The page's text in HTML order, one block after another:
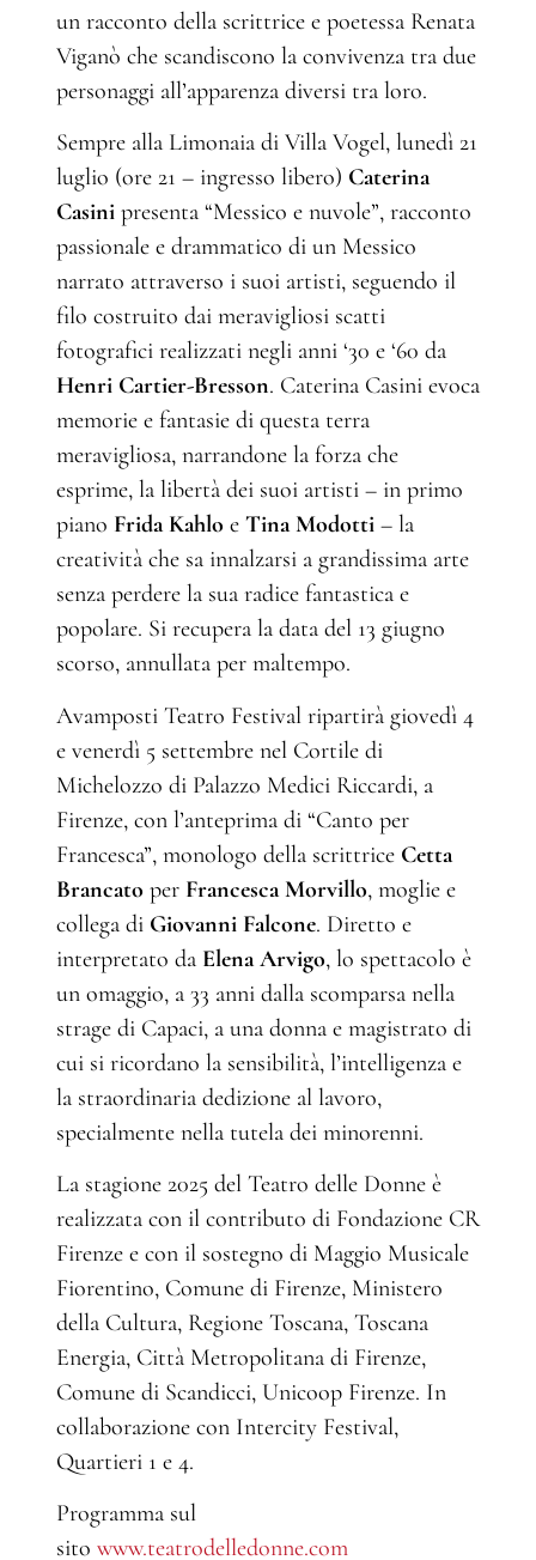
un racconto della scrittrice e poetessa Renata
Viganò che scandiscono la convivenza tra due
personaggi all’apparenza diversi tra loro.
Sempre alla Limonaia di Villa Vogel, lunedì 21
luglio (ore 21 – ingresso libero) Caterina
Casini presenta “Messico e nuvole”, racconto
passionale e drammatico di un Messico
narrato attraverso i suoi artisti, seguendo il
filo costruito dai meravigliosi scatti
fotografici realizzati negli anni ‘30 e ‘60 da
Henri Cartier-Bresson. Caterina Casini evoca
memorie e fantasie di questa terra
meravigliosa, narrandone la forza che
esprime, la libertà dei suoi artisti – in primo
piano Frida Kahlo e Tina Modotti – la
creatività che sa innalzarsi a grandissima arte
senza perdere la sua radice fantastica e
popolare. Si recupera la data del 13 giugno
scorso, annullata per maltempo.
Avamposti Teatro Festival ripartirà giovedì 4
e venerdì 5 settembre nel Cortile di
Michelozzo di Palazzo Medici Riccardi, a
Firenze, con l’anteprima di “Canto per
Francesca”, monologo della scrittrice Cetta
Brancato per Francesca Morvillo, moglie e
collega di Giovanni Falcone. Diretto e
interpretato da Elena Arvigo, lo spettacolo è
un omaggio, a 33 anni dalla scomparsa nella
strage di Capaci, a una donna e magistrato di
cui si ricordano la sensibilità, l’intelligenza e
la straordinaria dedizione al lavoro,
specialmente nella tutela dei minorenni.
La stagione 2025 del Teatro delle Donne è
realizzata con il contributo di Fondazione CR
Firenze e con il sostegno di Maggio Musicale
Fiorentino, Comune di Firenze, Ministero
della Cultura, Regione Toscana, Toscana
Energia, Città Metropolitana di Firenze,
Comune di Scandicci, Unicoop Firenze. In
collaborazione con Intercity Festival,
Quartieri 1 e 4.
Programma sul
sito www.teatrodelledonne.com